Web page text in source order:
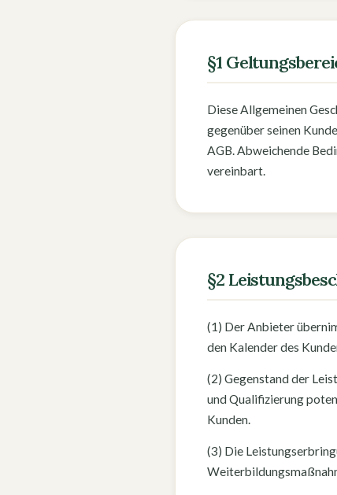
§1
Diese Allgemeinen
gegenüber seinen
AGB. Abweichende
vereinbart.
§2
(1) Der Anbieter
den Kalender des
(2) Gegenstand der
und Qualifizierung
Kunden.
(3) Die